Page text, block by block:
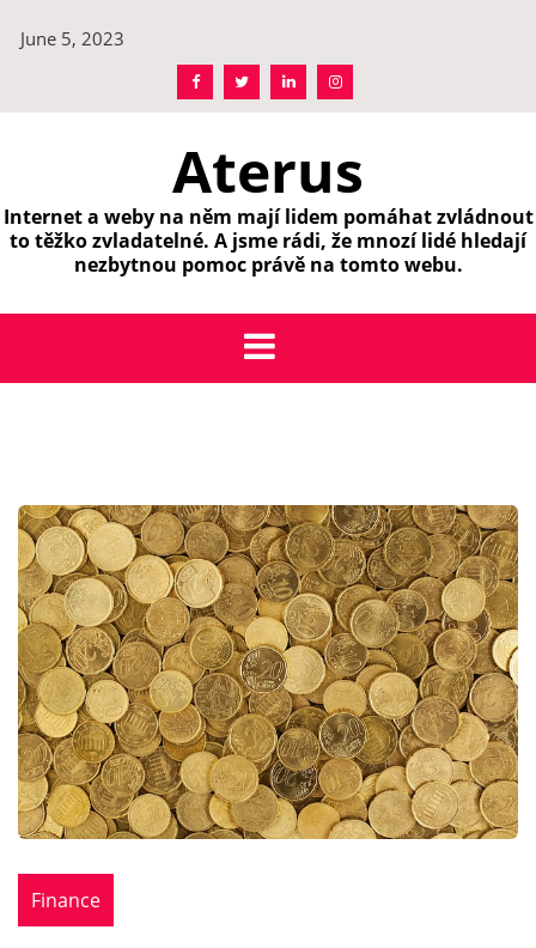
June 5, 2023
Aterus
Internet a weby na něm mají lidem pomáhat zvládnout
to těžko zvladatelné. A jsme rádi, že mnozí lidé hledají
nezbytnou pomoc právě na tomto webu.
Finance